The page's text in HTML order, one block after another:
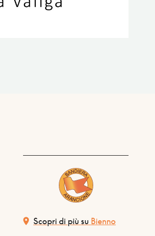
Scopri di più su Bienno